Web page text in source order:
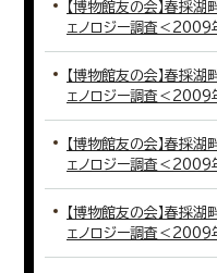
【博物館友の会】春採湖
ェノロジー調査＜2009
【博物館友の会】春採湖
ェノロジー調査＜2009
【博物館友の会】春採湖
ェノロジー調査＜2009
【博物館友の会】春採湖
ェノロジー調査＜2009